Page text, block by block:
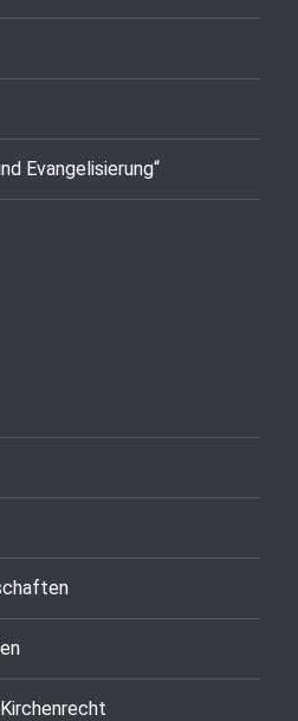
Evangelisierung“